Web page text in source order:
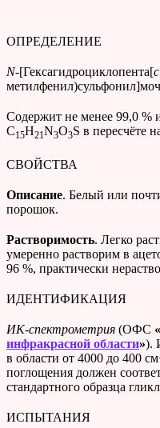
ОПРЕДЕЛЕНИЕ
N-[Гексагидроциклопента[c
Cодержит не менее 99,0 %
C15H21N3O3S в пересчёте
СВОЙСТВА
Описание. Белый или
порошок.
Растворимость. Легко
умеренно растворим в
96 %, практически
ИДЕНТИФИКАЦИЯ
ИК-спектрометрия (ОФС «
инфракрасной области»).
в области от 4000 до 400
поглощения должен
стандартного образца
ИСПЫТАНИЯ